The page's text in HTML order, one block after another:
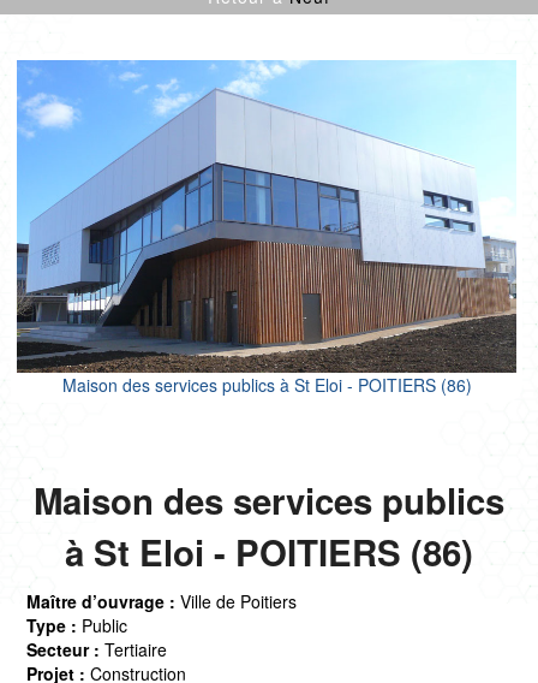
CULTURE SPORT
ENFANCE
LOGEMENTS
NEUF
PROJETS CERTIFIÉS
RÉNOVATION
SANTÉ
TERTIAIRE
Maison des services publics à St Eloi - POITIERS (86)
Maison des services publics
à St Eloi - POITIERS (86)
Maître d’ouvrage : Ville de Poitiers
Type : Public
Secteur : Tertiaire
Projet : Construction